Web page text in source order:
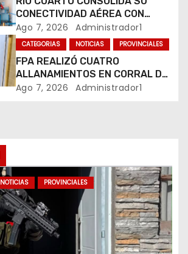
CONECTIVIDAD AÉREA CON
CUATRO VUELOS SEMANALES A
BUENOS AIRES
Ago 7, 2026 Administrador1
CATEGORIAS NOTICIAS PROVINCIALES
FPA REALIZÓ CUATRO
ALLANAMIENTOS EN CORRAL DE
BUSTOS-IFFLINGER
Ago 7, 2026 Administrador1
NOTICIAS PROVINCIALES